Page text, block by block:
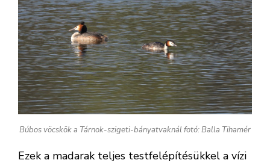
Búbos vöcskök a Tárnok-szigeti-bányatvaknál fotó: Balla Tihamér
Ezek a madarak teljes testfelépítésükkel a vízi